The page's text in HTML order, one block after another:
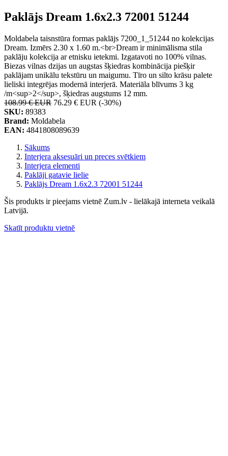
Paklājs Dream 1.6x2.3 72001 51244
Moldabela taisnstūra formas paklājs 7200_1_51244 no kolekcijas
Dream. Izmērs 2.30 x 1.60 m.<br>Dream ir minimālisma stila
paklāju kolekcija ar etnisku ietekmi. Izgatavoti no 100% vilnas.
Biezas vilnas dzijas un augstas šķiedras kombinācija piešķir
paklājam unikālu tekstūru un maigumu. Tīro un silto krāsu palete
lieliski integrējas modernā interjerā. Materiāla blīvums 3 kg
/m<sup>2</sup>, šķiedras augstums 12 mm.
108.99 € EUR 76.29 € EUR (-30%)
SKU: 89383
Brand: Moldabela
EAN: 4841808089639
Sākums
Interjera aksesuāri un preces svētkiem
Interjera elementi
Paklāji gatavie lielie
Paklājs Dream 1.6x2.3 72001 51244
Šis produkts ir pieejams vietnē Zum.lv - lielākajā interneta veikalā
Latvijā.
Skatīt produktu vietnē